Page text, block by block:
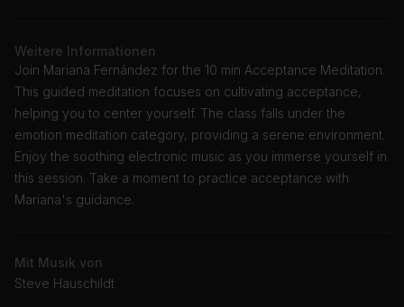
Weitere Informationen
Join Mariana Fernández for the 10 min Acceptance Meditation.
This guided meditation focuses on cultivating acceptance,
helping you to center yourself. The class falls under the
emotion meditation category, providing a serene environment.
Enjoy the soothing electronic music as you immerse yourself in
this session. Take a moment to practice acceptance with
Mariana's guidance.
Mit Musik von
Steve Hauschildt